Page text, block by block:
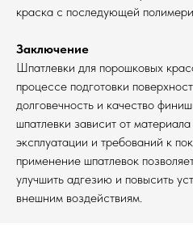
краска с последующей
Заключение
Шпатлевки для порошковых
процессе подготовки
долговечность и качество
шпатлевки зависит от
эксплуатации и требований к
применение шпатлевок
улучшить адгезию и повысить
внешним воздействиям.